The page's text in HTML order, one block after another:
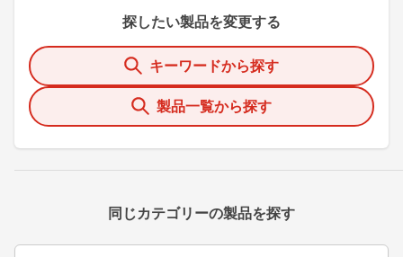
探したい製品を変更する
キーワードから探す
製品一覧から探す
同じカテゴリーの製品を探す